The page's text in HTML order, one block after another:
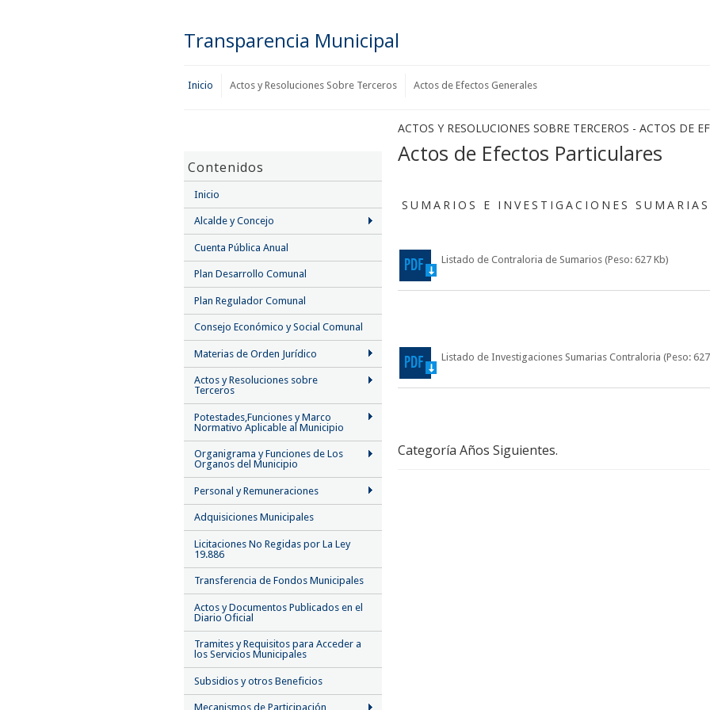
Transparencia Municipal
Inicio Actos y Resoluciones Sobre Terceros Actos de Efectos Generales
ACTOS Y RESOLUCIONES SOBRE TERCEROS - ACTOS DE
Actos de Efectos Particulares
SUMARIOS E INVESTIGACIONES
Listado de Contraloria de Sumarios (Peso: 627 Kb)
Listado de Investigaciones Sumarias Contraloria (Peso:
Categoría Años Siguientes.
Contenidos
Inicio
Alcalde y Concejo
Cuenta Pública Anual
Plan Desarrollo Comunal
Plan Regulador Comunal
Consejo Económico y Social Comunal
Materias de Orden Jurídico
Actos y Resoluciones sobre
Terceros
Potestades,Funciones y Marco
Normativo Aplicable al Municipio
Organigrama y Funciones de Los
Organos del Municipio
Personal y Remuneraciones
Adquisiciones Municipales
Licitaciones No Regidas por La Ley
19.886
Transferencia de Fondos Municipales
Actos y Documentos Publicados en el
Diario Oficial
Tramites y Requisitos para Acceder a
los Servicios Municipales
Subsidios y otros Beneficios
Mecanismos de Participación